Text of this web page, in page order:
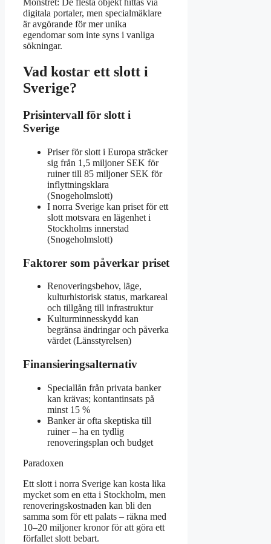
Mönstret: De flesta objekt hittas via
digitala portaler, men specialmäklare
är avgörande för mer unika
egendomar som inte syns i vanliga
sökningar.
Vad kostar ett slott i
Sverige?
Prisintervall för slott i
Sverige
Priser för slott i Europa sträcker
sig från 1,5 miljoner SEK för
ruiner till 85 miljoner SEK för
inflyttningsklara
(Snogeholmslott)
I norra Sverige kan priset för ett
slott motsvara en lägenhet i
Stockholms innerstad
(Snogeholmslott)
Faktorer som påverkar priset
Renoveringsbehov, läge,
kulturhistorisk status, markareal
och tillgång till infrastruktur
Kulturminnesskydd kan
begränsa ändringar och påverka
värdet (Länsstyrelsen)
Finansieringsalternativ
Speciallån från privata banker
kan krävas; kontantinsats på
minst 15 %
Banker är ofta skeptiska till
ruiner – ha en tydlig
renoveringsplan och budget
Paradoxen
Ett slott i norra Sverige kan kosta lika
mycket som en etta i Stockholm, men
renoveringskostnaden kan bli den
samma som för ett palats – räkna med
10–20 miljoner kronor för att göra ett
förfallet slott bebart.